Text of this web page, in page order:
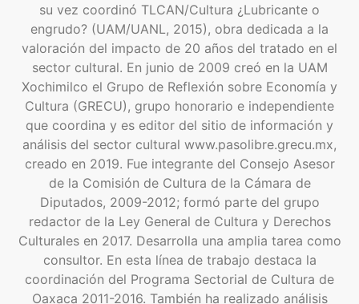
su vez coordinó TLCAN/Cultura ¿Lubricante o
engrudo? (UAM/UANL, 2015), obra dedicada a la
valoración del impacto de 20 años del tratado en el
sector cultural. En junio de 2009 creó en la UAM
Xochimilco el Grupo de Reflexión sobre Economía y
Cultura (GRECU), grupo honorario e independiente
que coordina y es editor del sitio de información y
análisis del sector cultural www.pasolibre.grecu.mx,
creado en 2019. Fue integrante del Consejo Asesor
de la Comisión de Cultura de la Cámara de
Diputados, 2009-2012; formó parte del grupo
redactor de la Ley General de Cultura y Derechos
Culturales en 2017. Desarrolla una amplia tarea como
consultor. En esta línea de trabajo destaca la
coordinación del Programa Sectorial de Cultura de
Oaxaca 2011-2016. También ha realizado análisis